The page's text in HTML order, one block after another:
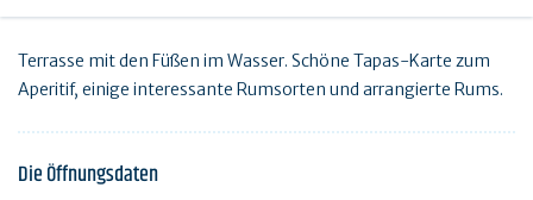
Terrasse mit den Füßen im Wasser. Schöne Tapas-Karte zum
Aperitif, einige interessante Rumsorten und arrangierte Rums.
Die Öffnungsdaten